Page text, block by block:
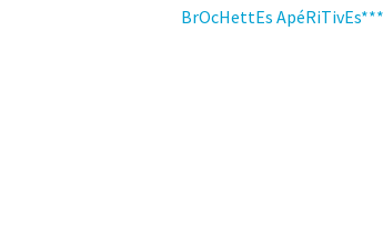
BrOcHettEs